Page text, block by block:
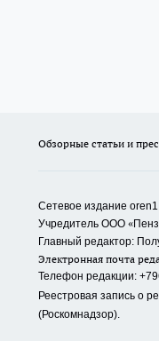
Обзорные статьи и
Сетевое издание
Учредитель ООО «
Главный редактор:
Электронная почта
Телефон редакции:
Реестровая запись о
(Роскомнадзор).